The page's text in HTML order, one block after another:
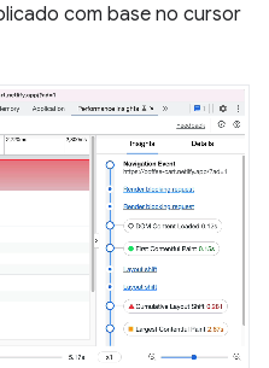
com base no cursor